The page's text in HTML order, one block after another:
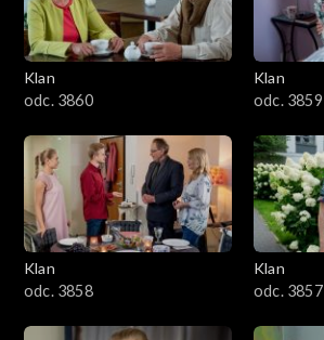
Klan
odc. 3860
Klan
odc. 3859
Klan
odc. 3858
Klan
odc. 3857